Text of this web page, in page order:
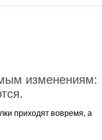
изменениям:
приходят вовремя, а